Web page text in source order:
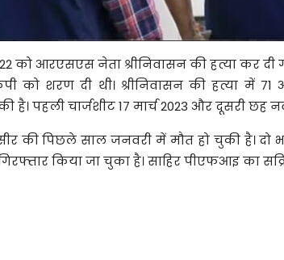
को आरएसएस नेता श्रीनिवासन की हत्या कर
को शरण दी थी। श्रीनिवासन की हत्या में
है। पहली चार्जशीट 17 मार्च 2023 और दूसरी छह
की पिछले साल जनवरी में मौत हो चुकी है।
किया जा चुका है। साहिर पीएफआइ का